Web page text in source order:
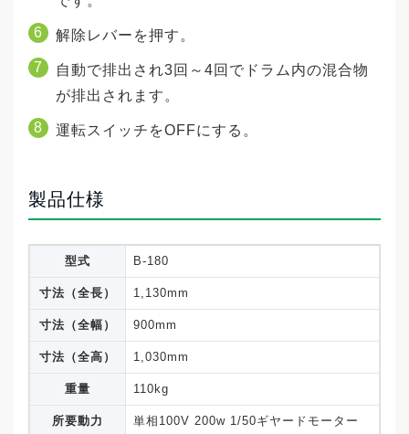
解除レバーを押す。
自動で排出され3回～4回でドラム内の混合物
が排出されます。
運転スイッチをOFFにする。
製品仕様
型式 B-180
寸法（全長） 1,130mm
寸法（全幅） 900mm
寸法（全高） 1,030mm
重量 110kg
所要動力 単相100V 200w 1/50ギヤードモーター